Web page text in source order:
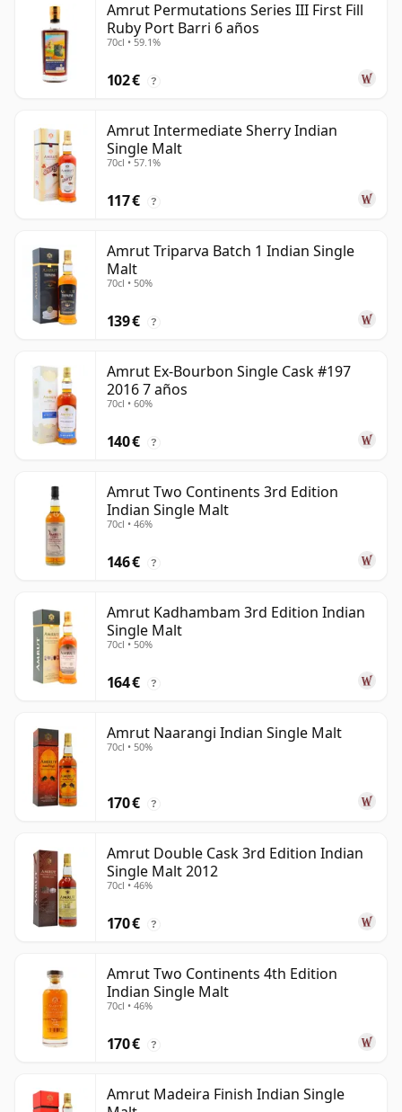
Amrut Permutations Series III First Fill
Ruby Port Barri 6 años
70cl • 59.1%
102 € ?
Amrut Intermediate Sherry Indian
Single Malt
70cl • 57.1%
117 € ?
Amrut Triparva Batch 1 Indian Single
Malt
70cl • 50%
139 € ?
Amrut Ex-Bourbon Single Cask #197
2016 7 años
70cl • 60%
140 € ?
Amrut Two Continents 3rd Edition
Indian Single Malt
70cl • 46%
146 € ?
Amrut Kadhambam 3rd Edition Indian
Single Malt
70cl • 50%
164 € ?
Amrut Naarangi Indian Single Malt
70cl • 50%
170 € ?
Amrut Double Cask 3rd Edition Indian
Single Malt 2012
70cl • 46%
170 € ?
Amrut Two Continents 4th Edition
Indian Single Malt
70cl • 46%
170 € ?
Amrut Madeira Finish Indian Single